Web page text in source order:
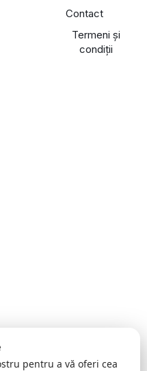
Contact
Termeni și
condiții
pentru a vă oferi cea